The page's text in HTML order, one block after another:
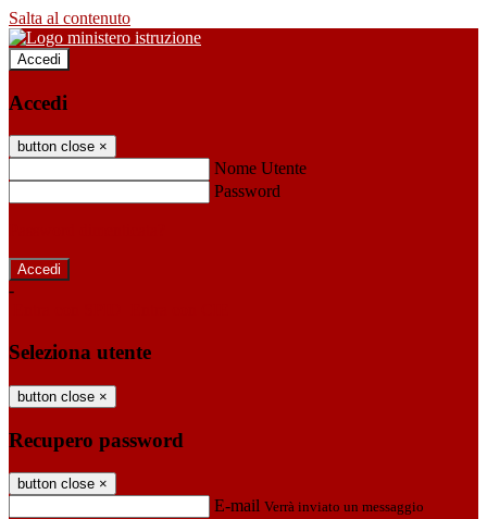
Salta al contenuto
Accedi
Accedi
button close ×
Nome Utente
Password
-
Seleziona utente
button close ×
Recupero password
button close ×
E-mail Verrà inviato un messaggio